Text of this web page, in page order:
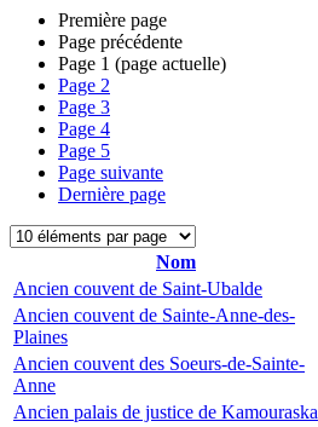
Première page
Page précédente
Page 1 (page actuelle)
Page 2
Page 3
Page 4
Page 5
Page suivante
Dernière page
Nom
Ancien couvent de Saint-Ubalde
Ancien couvent de Sainte-Anne-des-
Plaines
Ancien couvent des Soeurs-de-Sainte-
Anne
Ancien palais de justice de Kamouraska